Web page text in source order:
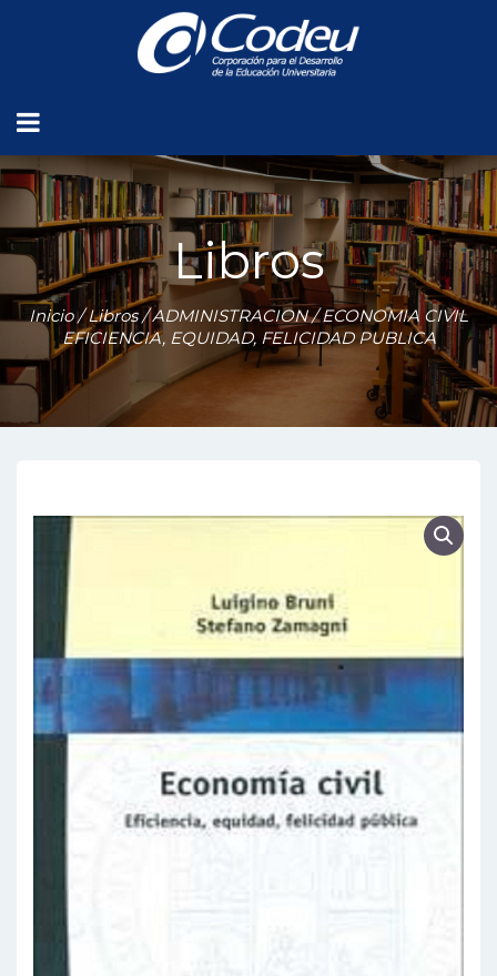
Libros
Inicio/Libros/ADMINISTRACION/ ECONOMIA CIVIL
EFICIENCIA, EQUIDAD, FELICIDAD PUBLICA